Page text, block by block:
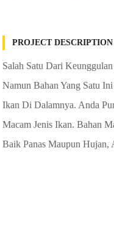
PROJECT DESCRIPTION
Salah Satu Dari
Namun Bahan Yang Satu
Ikan Di Dalamnya. Anda
Macam Jenis Ikan. Bahan
Baik Panas Maupun Hujan,